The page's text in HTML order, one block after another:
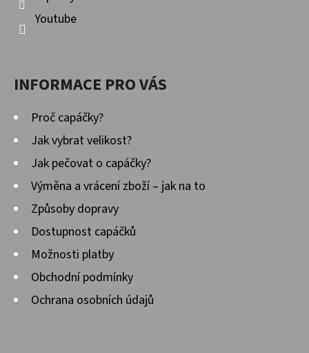
Youtube
INFORMACE PRO VÁS
Proč capáčky?
Jak vybrat velikost?
Jak pečovat o capáčky?
Výměna a vrácení zboží – jak na to
Způsoby dopravy
Dostupnost capáčků
Možnosti platby
Obchodní podmínky
Ochrana osobních údajů